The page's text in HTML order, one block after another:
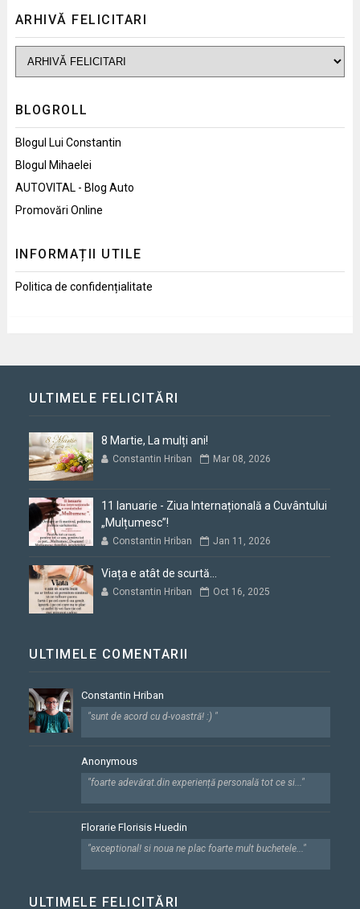
ARHIVĂ FELICITARI
BLOGROLL
Blogul Lui Constantin
Blogul Mihaelei
AUTOVITAL - Blog Auto
Promovări Online
INFORMAȚII UTILE
Politica de confidențialitate
ULTIMELE FELICITĂRI
8 Martie, La mulți ani!
Constantin Hriban Mar 08, 2026
11 Ianuarie - Ziua Internațională a Cuvântului
„Mulțumesc”!
Constantin Hriban Jan 11, 2026
Viața e atât de scurtă...
Constantin Hriban Oct 16, 2025
ULTIMELE COMENTARII
Constantin Hriban
"sunt de acord cu d-voastră! :) "
Anonymous
"foarte adevărat.din experiență personală tot ce si..."
Florarie Florisis Huedin
"exceptional! si noua ne plac foarte mult buchetele..."
ULTIMELE FELICITĂRI